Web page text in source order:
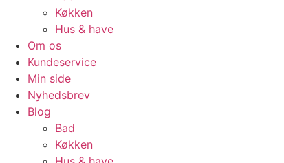
Køkken
Hus & have
Om os
Kundeservice
Min side
Nyhedsbrev
Blog
Bad
Køkken